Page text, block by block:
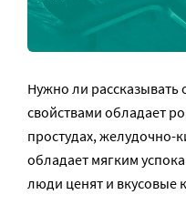
Нужно ли
свойствами обладает
простудах, желудочно-
обладает мягким
люди ценят и вкусовые